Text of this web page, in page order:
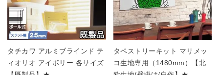
タチカワ アルミブラインド テ
ィオリオ アイボリー 各サイズ
タペストリーキット マリメッ
コ生地専用（1480mm）【北